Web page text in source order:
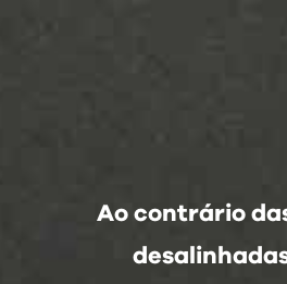
Ao contrário